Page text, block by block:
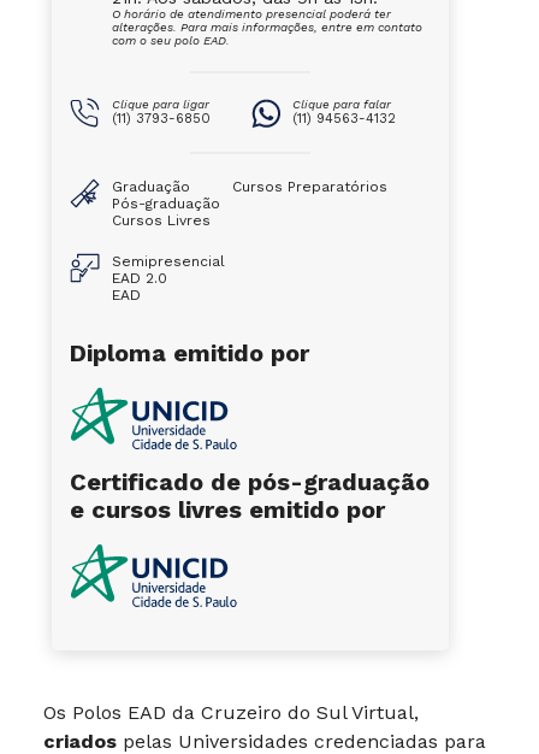
Os Polos EAD da Cruzeiro do Sul Virtual,
criados pelas Universidades credenciadas para
O horário de atendimento presencial poderá ter
alterações. Para mais informações, entre em contato
com o seu polo EAD.
Clique para ligar
(11) 3793-6850
Clique para falar
(11) 94563-4132
Graduação
Pós-graduação
Cursos Livres
Cursos Preparatórios
Semipresencial
EAD 2.0
EAD
Diploma emitido por
Certificado de pós-graduação
e cursos livres emitido por